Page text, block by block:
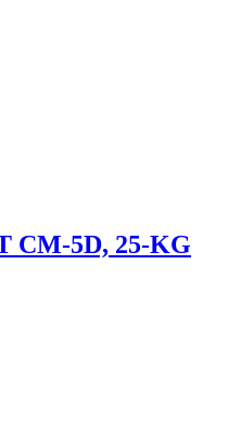
CM-5D, 25-KG